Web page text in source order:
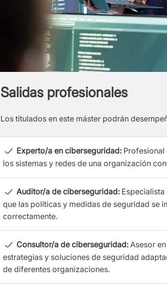
Salidas profesionales
Los titulados en este máster podrán
Experto/a en ciberseguridad:
los sistemas y redes de una organización
Auditor/a de ciberseguridad:
que las políticas y medidas de seguridad se
correctamente.
Consultor/a de ciberseguridad: Asesor
estrategias y soluciones de seguridad
de diferentes organizaciones.